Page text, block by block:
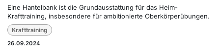
Eine Hantelbank ist die Grundausstattung für das Heim-
Krafttraining, insbesondere für ambitionierte Oberkörperübungen.
Krafttraining
26.09.2024